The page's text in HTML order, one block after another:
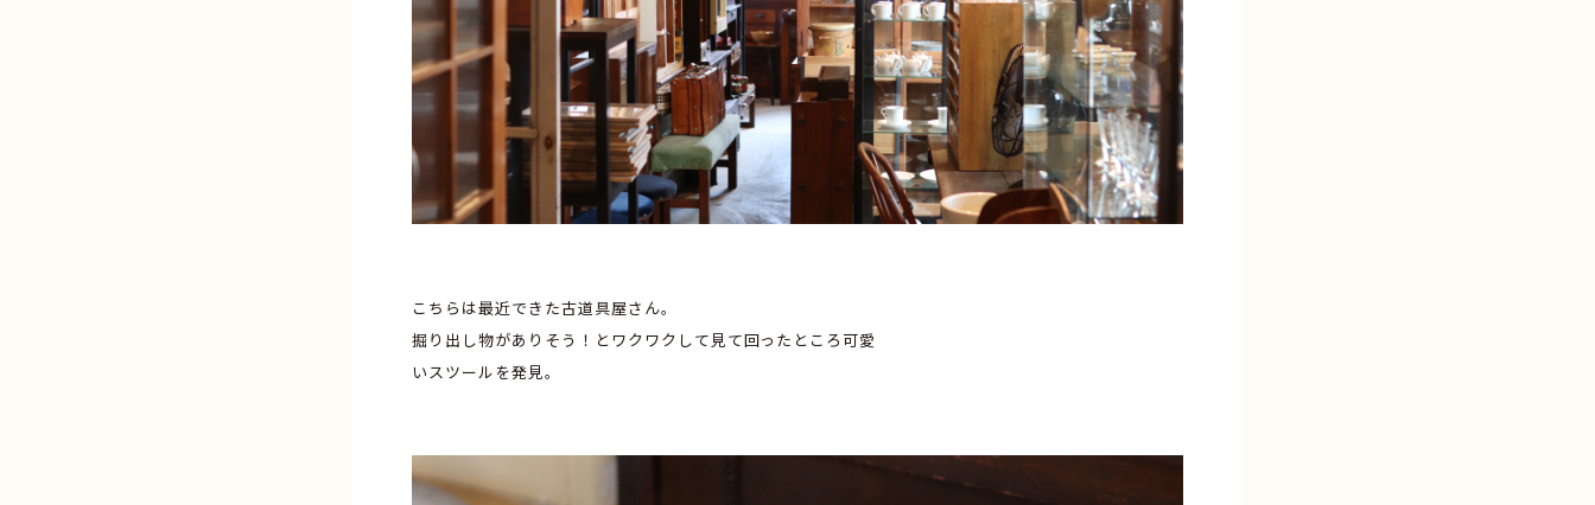
こちらは最近できた古道具屋さん。
掘り出し物がありそう！とワクワクして見て回ったところ可愛
いスツールを発見。